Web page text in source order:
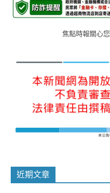
焦點時報關心您
近期文章